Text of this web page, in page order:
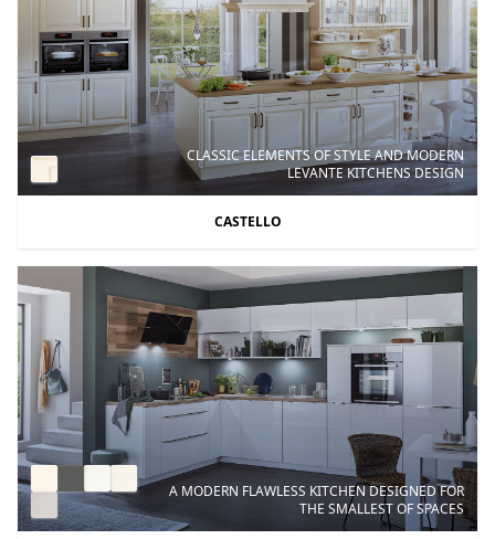
CLASSIC ELEMENTS OF STYLE AND MODERN
LEVANTE KITCHENS DESIGN
CASTELLO
A MODERN FLAWLESS KITCHEN DESIGNED FOR
THE SMALLEST OF SPACES